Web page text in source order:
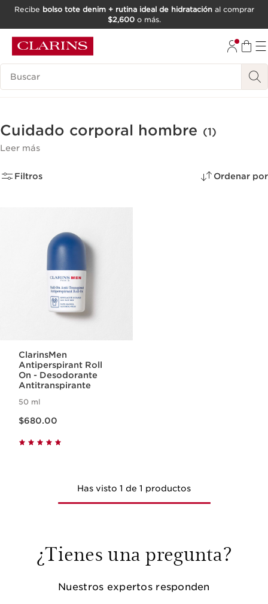
IR AL PIE DE PÁGINA
Recibe bolso tote denim + rutina ideal de hidrataciónal comprar
$2,600o más.
Buscar
Cuidado corporal hombre (1)
Leer más
Filtros Ordenar por
ClarinsMen
Antiperspirant Roll
On - Desodorante
Antitranspirante
50 ml
$680.00
Has visto 1 de 1 productos
¿Tienes una pregunta?
Nuestros expertos responden